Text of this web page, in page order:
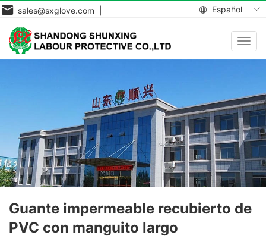
Español
sales@sxglove.com |
Guante impermeable recubierto de
PVC con manguito largo